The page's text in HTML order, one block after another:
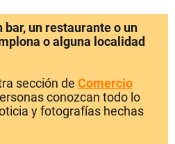
bar, un restaurante o un
o alguna localidad
sección de Comercio
conozcan todo lo
y fotografías hechas